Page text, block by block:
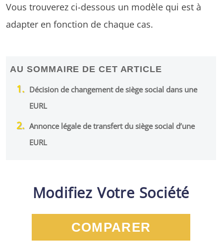
Vous trouverez ci-dessous un modèle qui est à
adapter en fonction de chaque cas.
AU SOMMAIRE DE CET ARTICLE
Décision de changement de siège social dans une
EURL
Annonce légale de transfert du siège social d’une
EURL
Modifiez Votre Société
COMPARER